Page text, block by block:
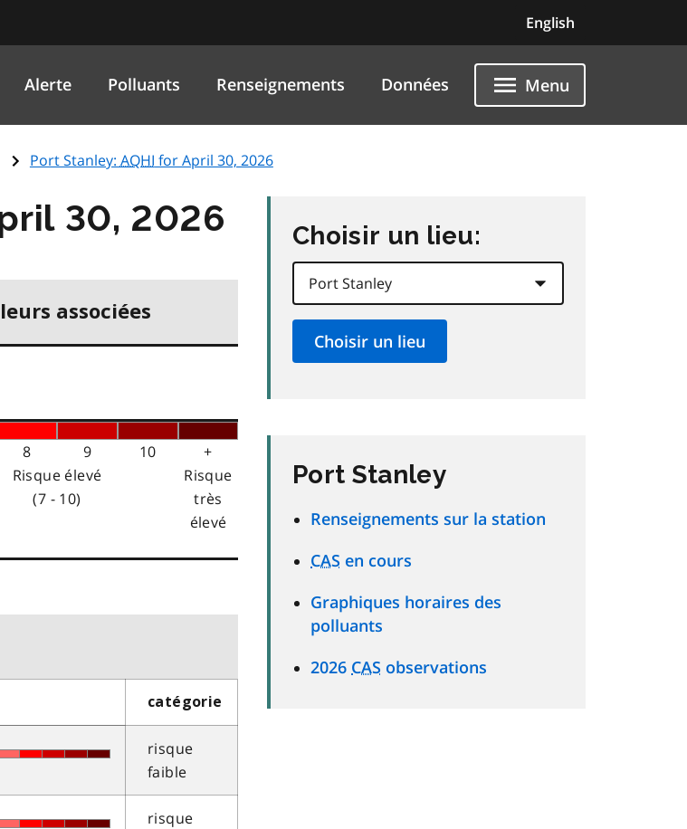
English
Alerte Polluants Renseignements Données Menu
Port Stanley: AQHI for April 30, 2026
30, 2026
associées
8 9 10
+
Risque élevé
(7 - 10)
Risque
très
élevé
catégorie
risque
faible
risque
Choisir un lieu:
Port Stanley
Renseignements sur la station
CAS en cours
Graphiques horaires des
polluants
2026 CAS observations